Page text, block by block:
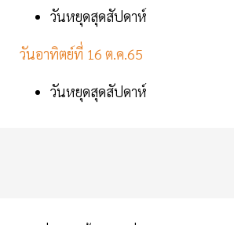
วันหยุดสุดสัปดาห์
วันอาทิตย์ที่ 16 ต.ค.65
วันหยุดสุดสัปดาห์